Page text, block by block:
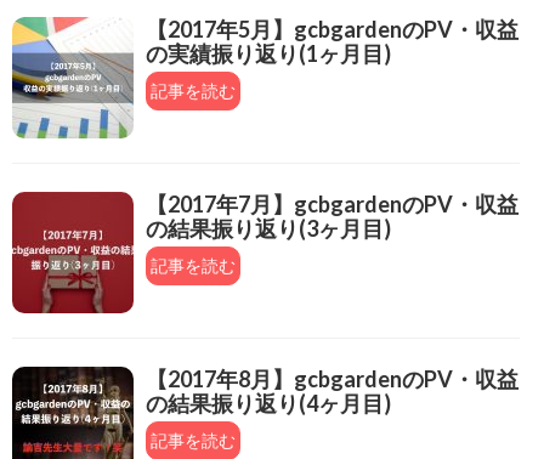
【2017年5月】gcbgardenのPV・収益
の実績振り返り(1ヶ月目)
記事を読む
【2017年7月】gcbgardenのPV・収益
の結果振り返り(3ヶ月目)
記事を読む
【2017年8月】gcbgardenのPV・収益
の結果振り返り(4ヶ月目)
記事を読む